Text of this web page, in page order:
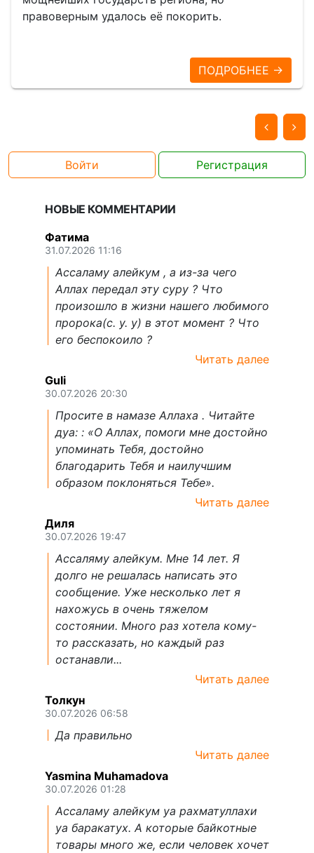
правоверным удалось её покорить.
ПОДРОБНЕЕ →
Войти Регистрация
НОВЫЕ КОММЕНТАРИИ
Фатима
31.07.2026 11:16
Ассаламу алейкум , а из-за чего
Аллах передал эту суру ? Что
произошло в жизни нашего любимого
пророка(с. у. у) в этот момент ? Что
его беспокоило ?
Читать далее
Guli
30.07.2026 20:30
Просите в намазе Аллаха . Читайте
дуа: : «О Аллах, помоги мне достойно
упоминать Тебя, достойно
благодарить Тебя и наилучшим
образом поклоняться Тебе».
Читать далее
Диля
30.07.2026 19:47
Ассаляму алейкум. Мне 14 лет. Я
долго не решалась написать это
сообщение. Уже несколько лет я
нахожусь в очень тяжелом
состоянии. Много раз хотела кому-
то рассказать, но каждый раз
останавли...
Читать далее
Толкун
30.07.2026 06:58
Да правильно
Читать далее
Yasmina Muhamadova
30.07.2026 01:28
Ассаламу алейкум уа рахматуллахи
уа баракатух. А которые байкотные
товары много же, если человек хочет